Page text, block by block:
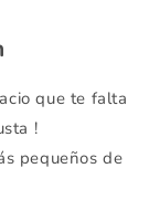
que te falta
!
pequeños de